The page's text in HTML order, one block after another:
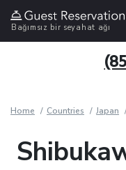
Bağımsız bir seyahat ağı
Home Countries Japan